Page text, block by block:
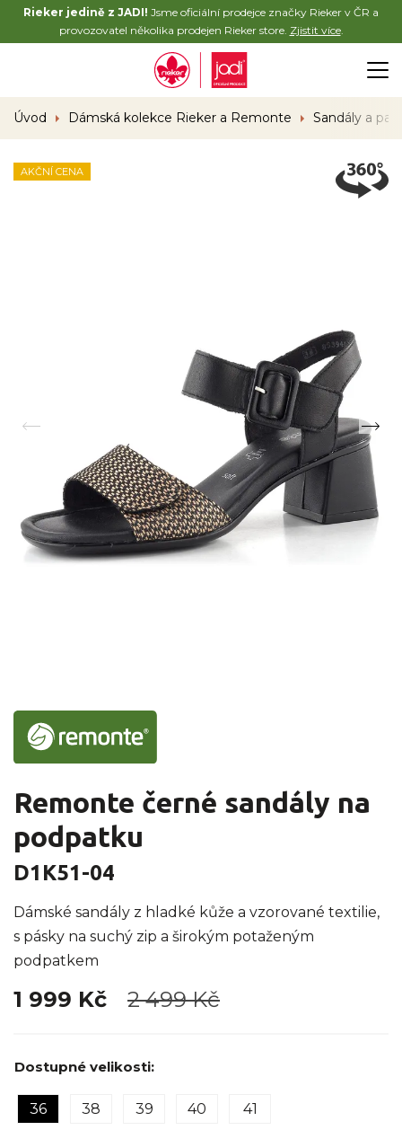
Rieker jedině z JADI! Jsme oficiální prodejce značky Rieker v ČR a
provozovatel několika prodejen Rieker store. Zjistit více.
Úvod Dámská kolekce Rieker a Remonte Sandály a
AKČNÍ CENA
Remonte černé sandály na
podpatku
D1K51-04
Dámské sandály z hladké kůže a vzorované textilie,
s pásky na suchý zip a širokým potaženým
podpatkem
1 999 Kč 2 499 Kč
Dostupné velikosti:
36 38 39 40 41